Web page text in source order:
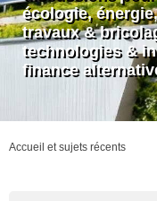
écologie,
travaux &
technologies &
finance
Accueil et sujets récents